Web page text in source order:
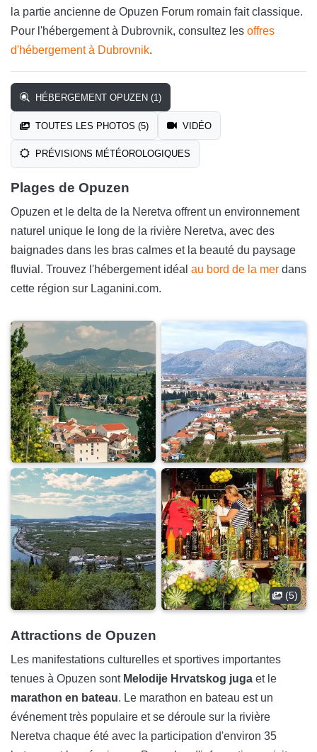
la partie ancienne de Opuzen Forum romain fait classique.
Pour l'hébergement à Dubrovnik, consultez les offres
d'hébergement à Dubrovnik.
HÉBERGEMENT OPUZEN (1)
TOUTES LES PHOTOS (5) VIDÉO
PRÉVISIONS MÉTÉOROLOGIQUES
Plages de Opuzen
Opuzen et le delta de la Neretva offrent un environnement
naturel unique le long de la rivière Neretva, avec des
baignades dans les bras calmes et la beauté du paysage
fluvial. Trouvez l'hébergement idéal au bord de la mer dans
cette région sur Laganini.com.
(5)
Attractions de Opuzen
Les manifestations culturelles et sportives importantes
tenues à Opuzen sont Melodije Hrvatskog juga et le
marathon en bateau. Le marathon en bateau est un
événement très populaire et se déroule sur la rivière
Neretva chaque été avec la participation d'environ 35